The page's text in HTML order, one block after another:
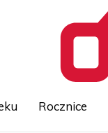
Rocznice